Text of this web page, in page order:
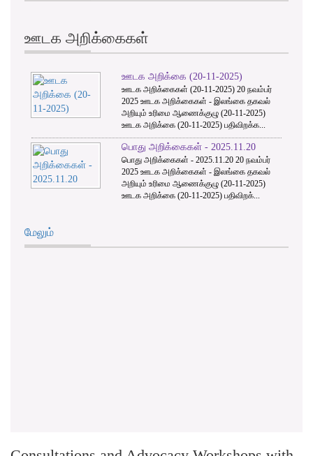
ஊடக அறிக்கைகள்
ஊடக அறிக்கை (20-11-2025)
ஊடக அறிக்கைகள் (20-11-2025) 20 நவம்பர்
2025 ஊடக அறிக்கைகள் - இலங்கை தகவல்
அறியும் உரிமை ஆணைக்குழு (20-11-2025)
ஊடக அறிக்கை (20-11-2025) பதிவிறக்க...
பொது அறிக்கைகள் - 2025.11.20
பொது அறிக்கைகள் - 2025.11.20 20 நவம்பர்
2025 ஊடக அறிக்கைகள் - இலங்கை தகவல்
அறியும் உரிமை ஆணைக்குழு (20-11-2025)
ஊடக அறிக்கை (20-11-2025) பதிவிறக்...
மேலும்